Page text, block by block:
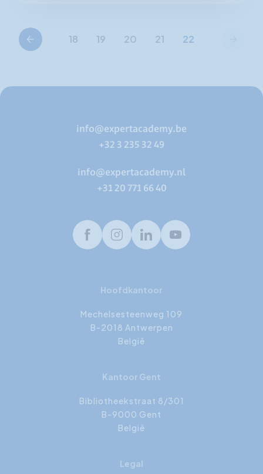
Vorige 18 19 20 21 22
info@expertacademy.be
+32 3 235 32 49
info@expertacademy.nl
+31 20 771 66 40
FacebookInstagramLinkedInYoutube
Hoofdkantoor
Mechelsesteenweg 109
B-2018 Antwerpen
België
Kantoor Gent
Bibliotheekstraat 8/301
B-9000 Gent
België
Legal